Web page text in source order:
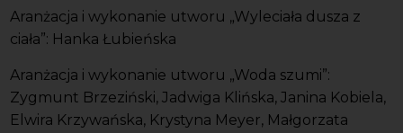
Aranżacja i wykonanie utworu „Wyleciała dusza z
ciała”: Hanka Łubieńska
Aranżacja i wykonanie utworu „Woda szumi”:
Zygmunt Brzeziński, Jadwiga Klińska, Janina Kobiela,
Elwira Krzywańska, Krystyna Meyer, Małgorzata